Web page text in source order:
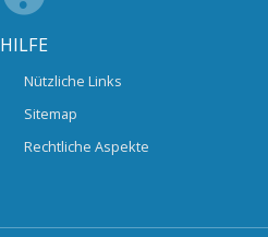
HILFE
Nützliche Links
Sitemap
Rechtliche Aspekte